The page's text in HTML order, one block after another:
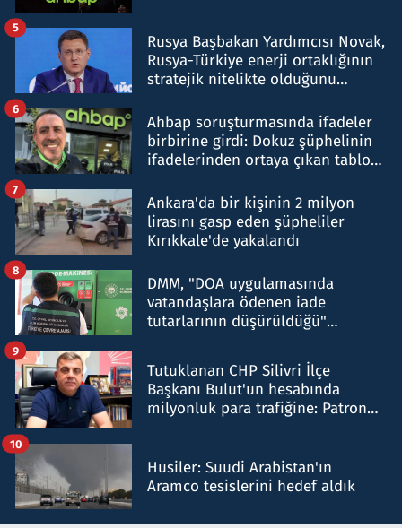
Rusya Başbakan Yardımcısı Novak,
Rusya-Türkiye enerji ortaklığının
stratejik nitelikte olduğunu
5
Ahbap soruşturmasında ifadeler
birbirine girdi: Dokuz şüphelinin
ifadelerinden ortaya çıkan tablo
6
Ankara'da bir kişinin 2 milyon
lirasını gasp eden şüpheliler
Kırıkkale'de yakalandı
7
DMM, "DOA uygulamasında
vatandaşlara ödenen iade
tutarlarının düşürüldüğü"
8
Tutuklanan CHP Silivri İlçe
Başkanı Bulut'un hesabında
milyonluk para trafiğine: Patron
9
Husiler: Suudi Arabistan'ın
Aramco tesislerini hedef aldık
10